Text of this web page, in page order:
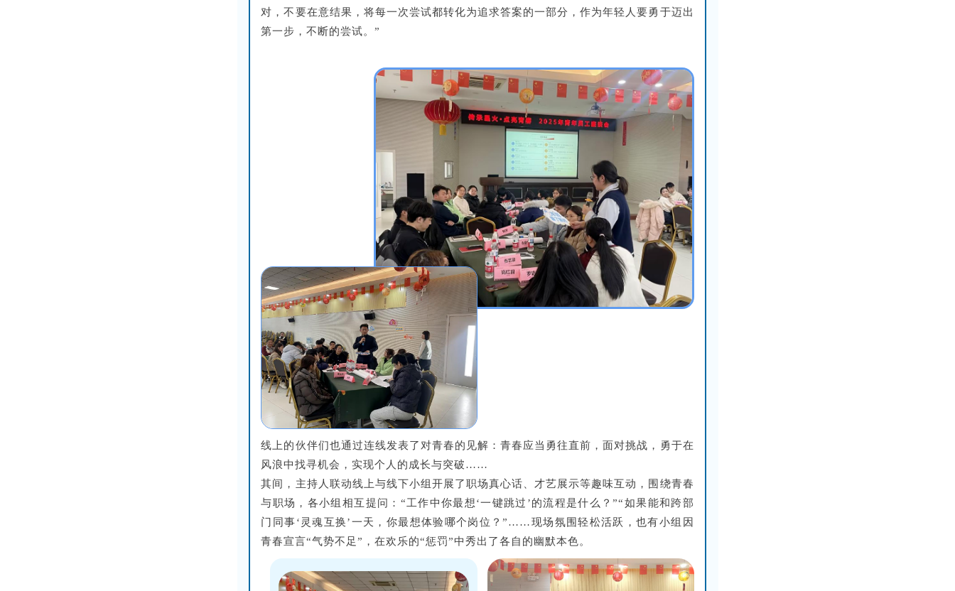
对，不要在意结果，将每一次尝试都转化为追求答案的一部分，作为年轻人要勇于迈出
第一步，不断的尝试。”
线上的伙伴们也通过连线发表了对青春的见解：青春应当勇往直前，面对挑战，勇于在
风浪中找寻机会，实现个人的成长与突破……
其间，主持人联动线上与线下小组开展了职场真心话、才艺展示等趣味互动，围绕青春
与职场，各小组相互提问：“工作中你最想‘一键跳过’的流程是什么？”“如果能和跨部
门同事‘灵魂互换’一天，你最想体验哪个岗位？”……现场氛围轻松活跃，也有小组因
青春宣言“气势不足”，在欢乐的“惩罚”中秀出了各自的幽默本色。